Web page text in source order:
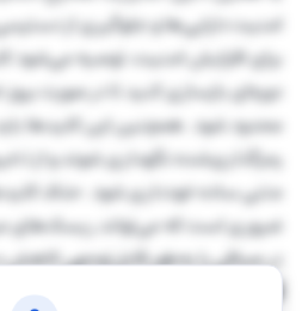
امنیت دارایی‌ها و جلوگیری از
دوره‌ای بازسازی کنید تا در صورت
محدود شود. همچنین این کلیدها
رمزگذاری‌شده نگهداری شوند و از
متنی ساده خودداری شود. حذف
ضروری است که می‌تواند ریسک‌های
در صرافی را به‌طور قابل‌توجهی